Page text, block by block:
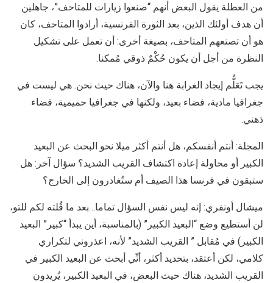
من العطلة يقول البعض أنهم “صنعوا زيارات للمتاحف”، جاهلين
أن هدف أولئك الذين، بعد الثورة الفرنسية، أرادوا المتاحف، كان
هو أن تصنعهم المتاحف، بصيغة أخرى: أن تعمل على تشكيل
النظرة من أجل أن يكون حُكْمٌ ذوقي مُمكنا.
يجب تَعَلُّم إيجاد الغرابة هنا والآن، هناك حيث نحن. هي ليست في
جغرافيا مادية، فضاء بعيد، ولكنها في جغرافيا حميمية، فضاء
ذهني.
المجلة: أنتم أنفسكم، هل أنتم أكثر ميلا نحو البحث عن البعيد
الكبير أو محاولة إعادة اكتشاف القريب الشديد؟ سؤال آخر: هل
ستبقون في فرنسا هذا الصيف أم ستُغادرون إلى الخارج؟
ميشال أونفري: إنه ليس نفس السؤال تماما…بعد ما قُلته لكم للتو،
لن أستطيع وضع “البعيد الكبير” (بالمناسبة، أين يبدأ “كبير” البعيد
الكبير) في مُقابل ” القريب الشديد” لأنه، اعذروني لتكراري
كلامي، لكن أعتقد، بتحديد أكثر، أنِّي أبحث عن البعيد الكبير في
القريب الشديد، هناك حيث البعض، في البعيد الكبير، يُريدون